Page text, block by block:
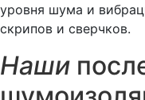
уровня шума и
скрипов и сверчков.
Наши